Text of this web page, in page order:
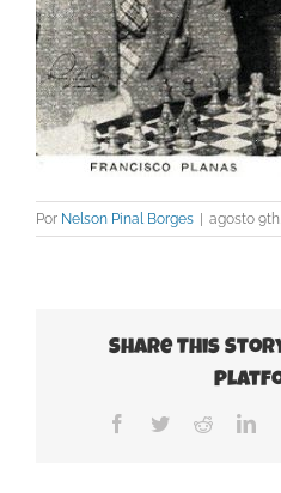
Por Nelson Pinal Borges | agosto
Share This
Facebook
TwitterReddit